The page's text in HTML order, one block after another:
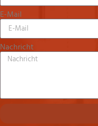
E-Mail
Nachricht